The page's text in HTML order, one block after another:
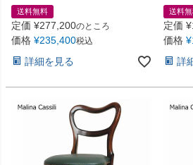
送料無料
定価 ¥277,200のところ
価格 ¥235,400税込
詳細を見る
送料
定価 ¥
価格 ¥
詳